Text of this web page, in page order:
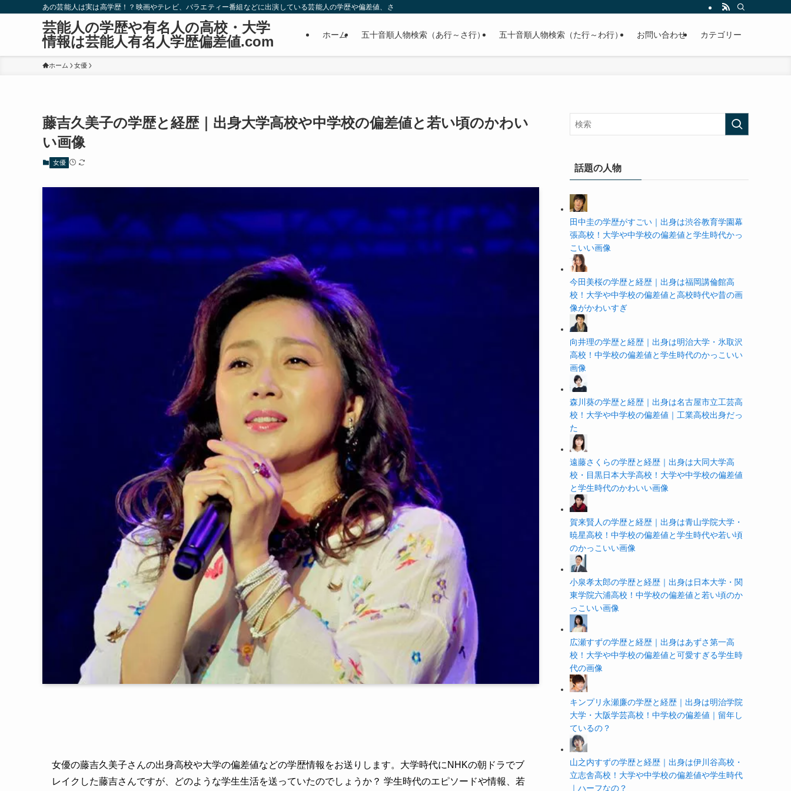
あの芸能人は実は高学歴！？映画やテレビ、バラエティー番組などに出演している芸能人の学歴や偏差値、さらに政治家やスポーツ選手などの有名人の学歴や高校・大学の偏差値まで紹介していきます。
芸能人の学歴や有名人の高校・大学
情報は芸能人有名人学歴偏差値.com
ホーム 五十音順人物検索（あ行～さ行） 五十音順人物検索（た行～わ行） お問い合わせ カテゴリー
ホーム 女優
藤吉久美子の学歴と経歴｜出身大学高校や中学校の偏差値と若い頃のかわい
い画像
女優
女優の藤吉久美子さんの出身高校や大学の偏差値などの学歴情報をお送りします。大学時代にNHKの朝ドラでブ
レイクした藤吉さんですが、どのような学生生活を送っていたのでしょうか？ 学生時代のエピソードや情報、若
話題の人物
田中圭の学歴がすごい｜出身は渋谷教育学園幕
張高校！大学や中学校の偏差値と学生時代かっ
こいい画像
今田美桜の学歴と経歴｜出身は福岡講倫館高
校！大学や中学校の偏差値と高校時代や昔の画
像がかわいすぎ
向井理の学歴と経歴｜出身は明治大学・氷取沢
高校！中学校の偏差値と学生時代のかっこいい
画像
森川葵の学歴と経歴｜出身は名古屋市立工芸高
校！大学や中学校の偏差値｜工業高校出身だっ
た
遠藤さくらの学歴と経歴｜出身は大同大学高
校・目黒日本大学高校！大学や中学校の偏差値
と学生時代のかわいい画像
賀来賢人の学歴と経歴｜出身は青山学院大学・
暁星高校！中学校の偏差値と学生時代や若い頃
のかっこいい画像
小泉孝太郎の学歴と経歴｜出身は日本大学・関
東学院六浦高校！中学校の偏差値と若い頃のか
っこいい画像
広瀬すずの学歴と経歴｜出身はあずさ第一高
校！大学や中学校の偏差値と可愛すぎる学生時
代の画像
キンプリ永瀬廉の学歴と経歴｜出身は明治学院
大学・大阪学芸高校！中学校の偏差値｜留年し
ているの？
山之内すずの学歴と経歴｜出身は伊川谷高校・
立志舎高校！大学や中学校の偏差値や学生時代
｜ハーフなの？